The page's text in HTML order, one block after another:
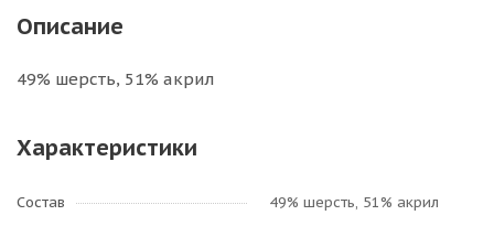
Описание
49% шерсть, 51% акрил
Характеристики
Состав
49% шерсть, 51% акрил